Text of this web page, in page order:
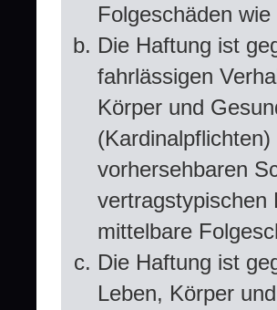
Folgeschäden
Die Haftung ist
fahrlässigen
Körper und
vorhersehbaren
vertragstypischen
mittelbare
Die Haftung ist
Leben, Körper